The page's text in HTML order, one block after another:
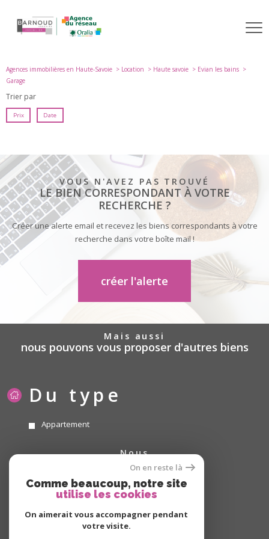
Agences immobilières en Haute-Savoie Location Haute savoie
Evian les bains
Garage
Trier par
Prix Date
VOUS N'AVEZ PAS TROUVÉ
LE BIEN CORRESPONDANT À VOTRE
RECHERCHE ?
Créer une alerte email et recevez les biens correspondants à votre
recherche dans votre boîte mail !
créer l'alerte
mais aussi
nous pouvons vous proposer d'autres biens
Du type
Appartement
nous
suivre
nous
adhérons
On en reste là
Comme beaucoup, notre site
utilise les cookies
On aimerait vous accompagner pendant
votre visite.